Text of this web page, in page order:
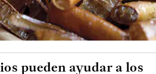
pueden ayudar a los